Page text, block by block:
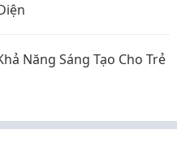
Năng Sáng Tạo Cho Trẻ